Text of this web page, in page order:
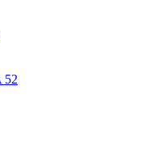
52